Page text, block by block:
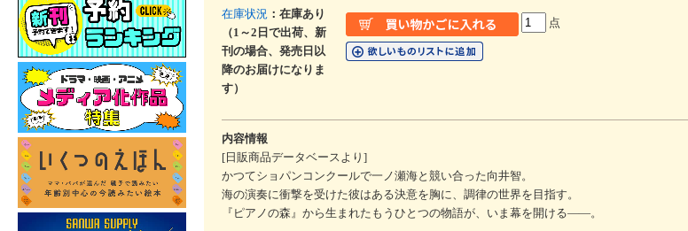
在庫状況 ：在庫あり
（1～2日で出荷、新
刊の場合、発売日以
降のお届けになりま
す）
点
内容情報
[日販商品データベースより]
かつてショパンコンクールで一ノ瀬海と競い合った向井智。
海の演奏に衝撃を受けた彼はある決意を胸に、調律の世界を目指す。
『ピアノの森』から生まれたもうひとつの物語が、いま幕を開ける――。